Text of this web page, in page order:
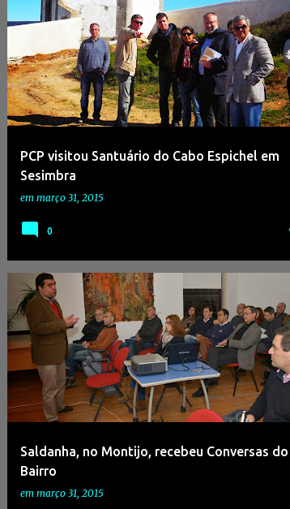
PCP visitou Santuário do Cabo Espichel em
Sesimbra
em março 31, 2015
0
Saldanha, no Montijo, recebeu Conversas do
Bairro
em março 31, 2015